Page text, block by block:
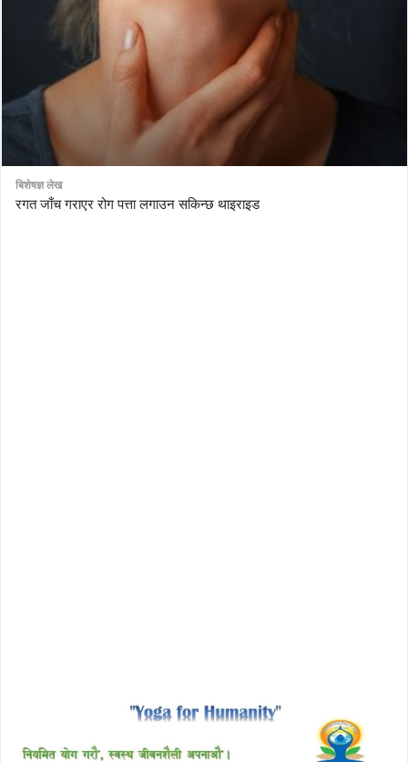
बिशेषज्ञ लेख
रगत जाँच गराएर रोग पत्ता लगाउन सकिन्छ थाइराइड